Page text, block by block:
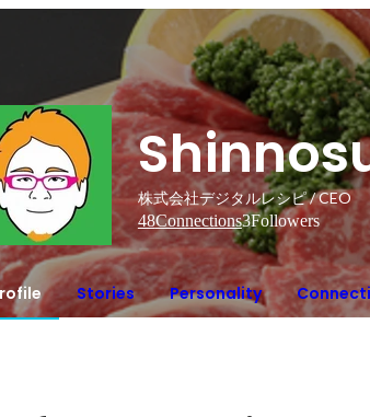
株式会社デジタルレシピ / CEO
48Connections3Followers
Stories Personality